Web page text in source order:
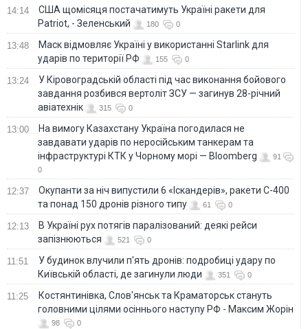
14:14
США щомісяця постачатимуть Україні ракети для
Patriot, - Зеленський
180 0
13:48
Маск відмовляє Україні у використанні Starlink для
ударів по території РФ
155 0
13:24
У Кіровоградській області під час виконання бойового
завдання розбився вертоліт ЗСУ — загинув 28-річний
авіатехнік
315 0
13:00
На вимогу Казахстану Україна погодилася не
завдавати ударів по неросійським танкерам та
інфраструктурі КТК у Чорному морі — Bloomberg
91
0
12:37
Окупанти за ніч випустили 6 «Іскандерів», ракети С-400
та понад 150 дронів різного типу
61 0
12:13
В Україні рух потягів паралізований: деякі рейси
запізнюються
521 0
11:51
У будинок влучили п'ять дронів: подробиці удару по
Київській області, де загинули люди
351 0
11:25
Костянтинівка, Слов'янськ та Краматорськ стануть
головними цілями осіннього наступу РФ - Максим Жорін
98 0